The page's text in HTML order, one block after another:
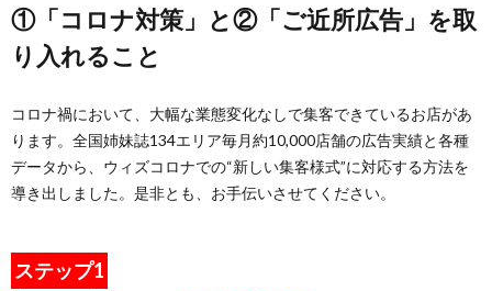
①「コロナ対策」と②「ご近所広告」を取
り入れること
コロナ禍において、大幅な業態変化なしで集客できているお店があ
ります。全国姉妹誌134エリア毎月約10,000店舗の広告実績と各種
データから、ウィズコロナでの“新しい集客様式”に対応する方法を
導き出しました。是非とも、お手伝いさせてください。
ステップ1